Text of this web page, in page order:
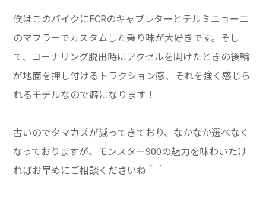
僕はこのバイクにFCRのキャブレターとテルミニョーニ
のマフラーでカスタムした乗り味が大好きです。そし
て、コーナリング脱出時にアクセルを開けたときの後輪
が地面を押し付けるトラクション感、それを強く感じら
れるモデルなので癖になります！
古いのでタマカズが減ってきており、なかなか選べなく
なっておりますが、モンスター900の魅力を味わいたけ
ればお早めにご相談くださいね＾＾